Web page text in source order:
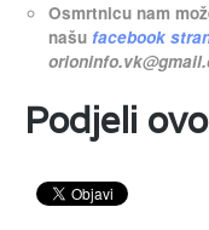
Osmrtnicu nam
našufacebook
Podjeli